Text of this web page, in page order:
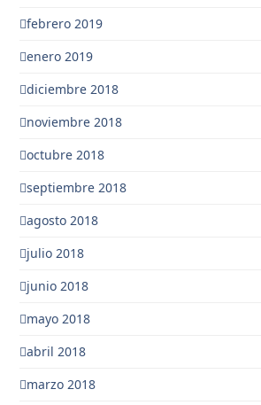
febrero 2019
enero 2019
diciembre 2018
noviembre 2018
octubre 2018
septiembre 2018
agosto 2018
julio 2018
junio 2018
mayo 2018
abril 2018
marzo 2018